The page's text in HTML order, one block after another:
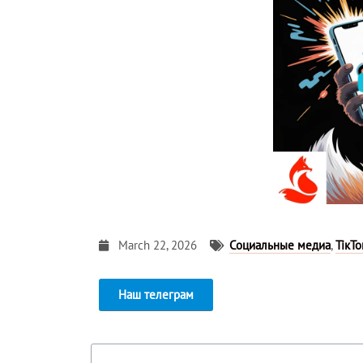
March 22, 2026 Социальные медиа,
Наш телеграм